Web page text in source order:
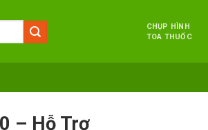
CHỤP HÌNH
TOA THUỐC
– Hỗ Trợ